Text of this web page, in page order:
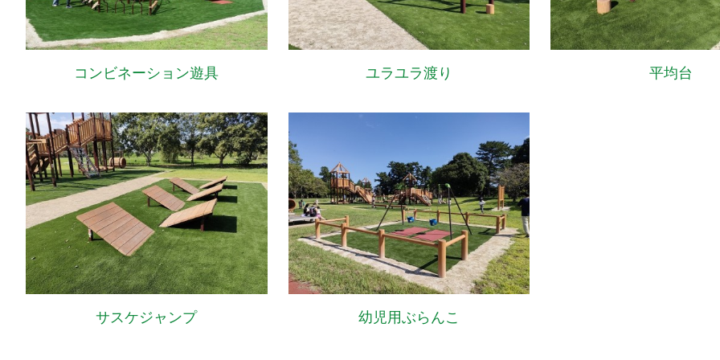
コンビネーション遊具 ユラユラ渡り 平均台
サスケジャンプ 幼児用ぶらんこ